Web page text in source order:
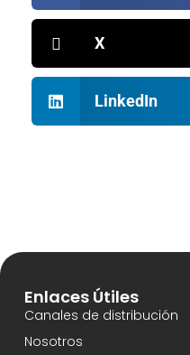
X
LinkedIn
Enlaces Útiles
Canales de distribución
Nosotros